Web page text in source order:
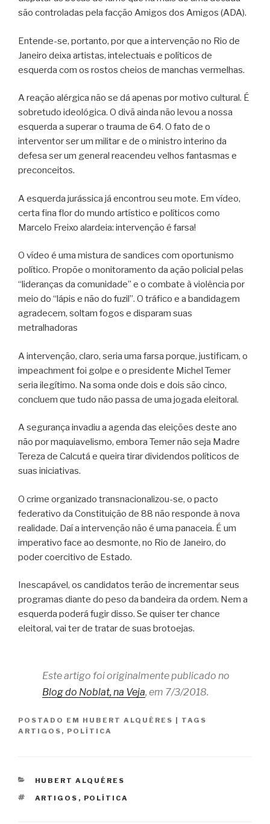
são controladas pela facção Amigos dos Amigos (ADA).
Entende-se, portanto, por que a intervenção no Rio de
Janeiro deixa artistas, intelectuais e políticos de
esquerda com os rostos cheios de manchas vermelhas.
A reação alérgica não se dá apenas por motivo cultural. É
sobretudo ideológica. O divã ainda não levou a nossa
esquerda a superar o trauma de 64. O fato de o
interventor ser um militar e de o ministro interino da
defesa ser um general reacendeu velhos fantasmas e
preconceitos.
A esquerda jurássica já encontrou seu mote. Em vídeo,
certa fina flor do mundo artístico e políticos como
Marcelo Freixo alardeia: intervenção é farsa!
O vídeo é uma mistura de sandices com oportunismo
político. Propõe o monitoramento da ação policial pelas
“lideranças da comunidade” e o combate à violência por
meio do “lápis e não do fuzil”. O tráfico e a bandidagem
agradecem, soltam fogos e disparam suas
metralhadoras
A intervenção, claro, seria uma farsa porque, justificam, o
impeachment foi golpe e o presidente Michel Temer
seria ilegítimo. Na soma onde dois e dois são cinco,
concluem que tudo não passa de uma jogada eleitoral.
A segurança invadiu a agenda das eleições deste ano
não por maquiavelismo, embora Temer não seja Madre
Tereza de Calcutá e queira tirar dividendos políticos de
suas iniciativas.
O crime organizado transnacionalizou-se, o pacto
federativo da Constituição de 88 não responde à nova
realidade. Daí a intervenção não é uma panaceia. É um
imperativo face ao desmonte, no Rio de Janeiro, do
poder coercitivo de Estado.
Inescapável, os candidatos terão de incrementar seus
programas diante do peso da bandeira da ordem. Nem a
esquerda poderá fugir disso. Se quiser ter chance
eleitoral, vai ter de tratar de suas brotoejas.
Este artigo foi originalmente publicado no
Blog do Noblat, na Veja, em 7/3/2018.
POSTADO EM HUBERT ALQUÉRES | TAGS
ARTIGOS , POLÍTICA
CATEGORIAS
HUBERT ALQUÉRES
TAGS
ARTIGOS , POLÍTICA